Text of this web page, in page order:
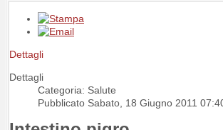
Dettagli
Dettagli
Categoria: Salute
Pubblicato Sabato, 18 Giugno 2011